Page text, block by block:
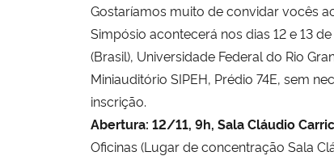
Gostaríamos muito de convidar vocês
Simpósio acontecerá nos dias 12 e 13
(Brasil), Universidade Federal do Rio
Miniauditório SIPEH, Prédio 74E, sem
inscrição.
Abertura: 12/11, 9h, Sala Cláudio
Oficinas (Lugar de concentração Sala